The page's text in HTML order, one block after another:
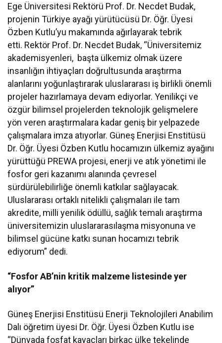
Ege Üniversitesi Rektörü Prof. Dr. Necdet Budak,
projenin Türkiye ayağı yürütücüsü Dr. Öğr. Üyesi
Özben Kutlu’yu makamında ağırlayarak tebrik
etti. Rektör Prof. Dr. Necdet Budak, “Üniversitemiz
akademisyenleri, başta ülkemiz olmak üzere
insanlığın ihtiyaçları doğrultusunda araştırma
alanlarını yoğunlaştırarak uluslararası iş birlikli önemli
projeler hazırlamaya devam ediyorlar. Yenilikçi ve
özgür bilimsel projelerden teknolojik gelişmelere
yön veren araştırmalara kadar geniş bir yelpazede
çalışmalara imza atıyorlar. Güneş Enerjisi Enstitüsü
Dr. Öğr. Üyesi Özben Kutlu hocamızın ülkemiz ayağını
yürüttüğü PREWA projesi, enerji ve atık yönetimi ile
fosfor geri kazanımı alanında çevresel
sürdürülebilirliğe önemli katkılar sağlayacak.
Uluslararası ortaklı nitelikli çalışmaları ile tam
akredite, milli yenilik ödüllü, sağlık temalı araştırma
üniversitemizin uluslararasılaşma misyonuna ve
bilimsel gücüne katkı sunan hocamızı tebrik
ediyorum” dedi.
“Fosfor AB’nin kritik malzeme listesinde yer
alıyor”
Güneş Enerjisi Enstitüsü Enerji Teknolojileri Anabilim
Dalı öğretim üyesi Dr. Öğr. Üyesi Özben Kutlu ise
“Dünyada fosfat kayaçları birkaç ülke tekelinde